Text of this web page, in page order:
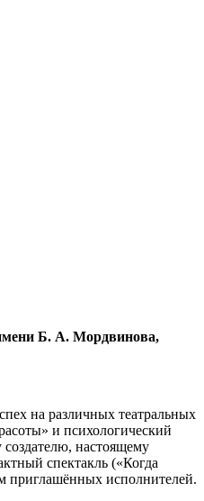
Б. А. Мордвинова,
на различных театральных
и психологический
настоящему
спектакль («Когда
приглашённых исполнителей.